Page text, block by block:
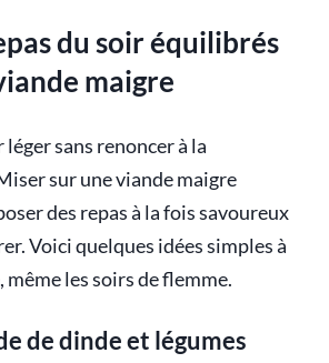
du soir équilibrés
maigre
léger sans renoncer à la
sur une viande maigre
des repas à la fois savoureux
Voici quelques idées simples à
même les soirs de flemme.
de dinde et légumes